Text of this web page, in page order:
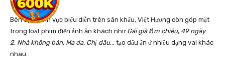
Bên cạnh lĩnh vực biểu diễn trên sân khấu, Việt Hương còn góp mặt
trong loạt phim điện ảnh ăn khách như Gái già lắm chiêu, 49 ngày
2, Nhà không bán, Ma da, Chị dâu… tạo dấu ấn ở nhiều dạng vai khác
nhau.